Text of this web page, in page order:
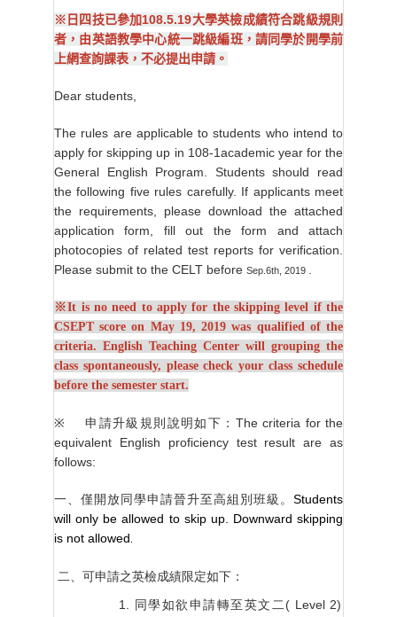
※日四技已參加108.5.19大學英檢成績符合跳級規則
者，由英語教學中心統一跳級編班，請同學於開學前
上網查詢課表，不必提出申請。
Dear students,
The rules are applicable to students who intend to
apply for skipping up in 108-1academic year for the
General English Program. Students should read
the following five rules carefully. If applicants meet
the requirements, please download the attached
application form, fill out the form and attach
photocopies of related test reports for verification.
Please submit to the CELT before Sep.6th, 2019
※It is no need to apply for the skipping level if the
CSEPT score on May 19, 2019 was qualified of the
criteria. English Teaching Center will grouping the
class spontaneously, please check your class schedule
before the semester start.
※ 申請升級規則說明如下： The criteria for the
equivalent English proficiency test result are as
follows:
一、僅開放同學申請晉升至高組別班級。 Students
will only be allowed to skip up. Downward skipping
is not allowed
二、可申請之英檢成績限定如下：
同學如欲申請轉至英文二 ( Level 2)